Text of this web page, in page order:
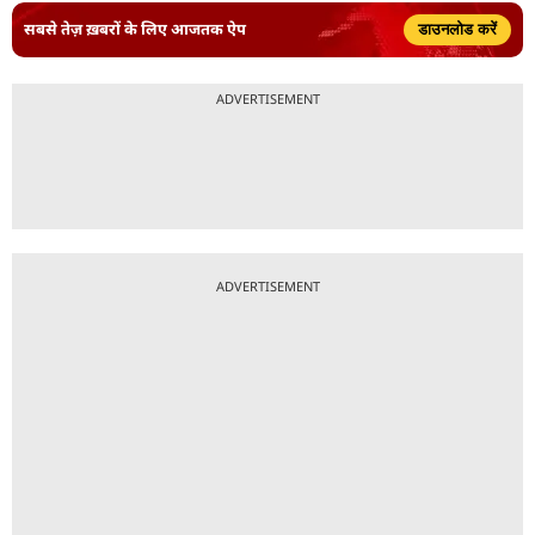
सबसे तेज़ ख़बरों के लिए आजतक ऐप डाउनलोड करें
ADVERTISEMENT
ADVERTISEMENT